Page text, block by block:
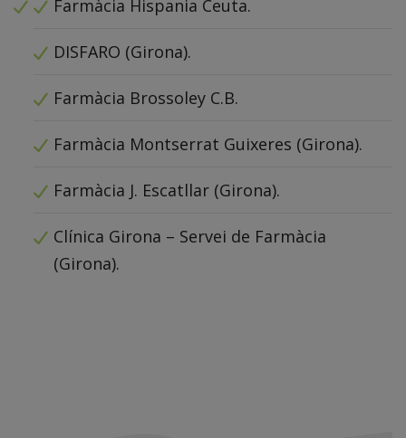
Farmàcia Hispania Ceuta.
DISFARO (Girona).
Farmàcia Brossoley C.B.
Farmàcia Montserrat Guixeres (Girona).
Farmàcia J. Escatllar (Girona).
Clínica Girona – Servei de Farmàcia
(Girona).